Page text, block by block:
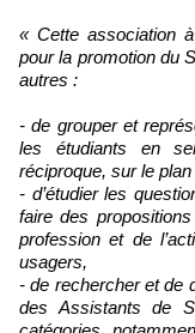
« Cette association
pour la promotion du
autres :
- de grouper et
les étudiants en
réciproque, sur le
- d’étudier les
faire des
profession et de
usagers,
- de rechercher et de
des Assistants de